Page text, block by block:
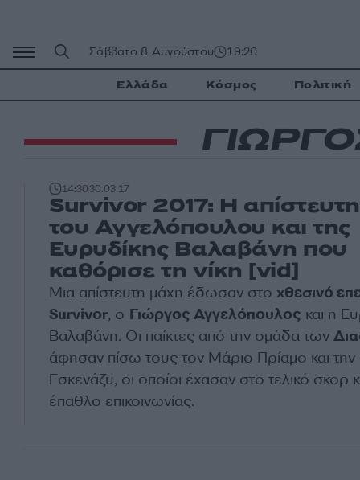
περιεχόμενο
Σάββατο 8 Αυγούστου 19:20
Ελλάδα Κόσμος Πολιτική
14:3030.03.17
Survivor 2017: Η
του Αγγελόπουλου και της
Ευρυδίκης Βαλαβάνη που
καθόρισε τη νίκη [vid]
Μια απίστευτη μάχη έδωσαν στο χθεσινό
Survivor, ο Γιώργος Αγγελόπουλος και η
Βαλαβάνη. Οι παίκτες από την ομάδα των
άφησαν πίσω τους τον Μάριο Πρίαμο και
Εσκενάζυ, οι οποίοι έχασαν στο τελικό σκορ
έπαθλο επικοινωνίας.